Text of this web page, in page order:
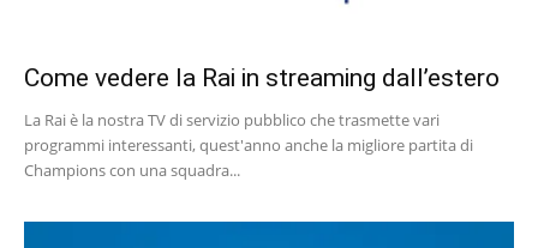
Come vedere la Rai in streaming dall’estero
La Rai è la nostra TV di servizio pubblico che trasmette vari
programmi interessanti, quest'anno anche la migliore partita di
Champions con una squadra...